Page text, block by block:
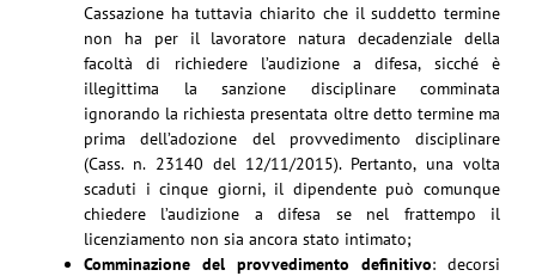
Cassazione ha tuttavia chiarito che il suddetto termine
non ha per il lavoratore natura decadenziale della
facoltà di richiedere l’audizione a difesa, sicché è
illegittima la sanzione disciplinare comminata
ignorando la richiesta presentata oltre detto termine ma
prima dell’adozione del provvedimento disciplinare
(Cass. n. 23140 del 12/11/2015). Pertanto, una volta
scaduti i cinque giorni, il dipendente può comunque
chiedere l’audizione a difesa se nel frattempo il
licenziamento non sia ancora stato intimato;
Comminazione del provvedimento definitivo: decorsi